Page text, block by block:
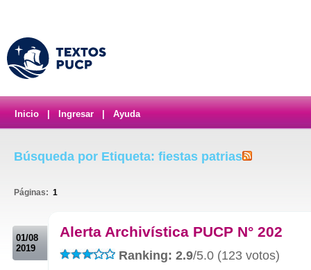
Inicio Ingresar Ayuda
Búsqueda por Etiqueta: fiestas patrias
Páginas: 1
01/08
2019
Alerta Archivística PUCP N° 202
Ranking: 2.9/5.0 (123 votos)